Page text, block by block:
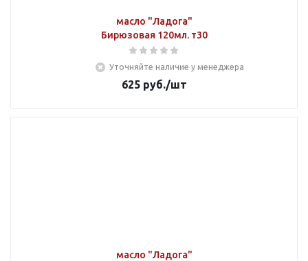
масло "Ладога"
Бирюзовая 120мл. т30
Уточняйте наличие у менеджера
625 руб./шт
масло "Ладога"